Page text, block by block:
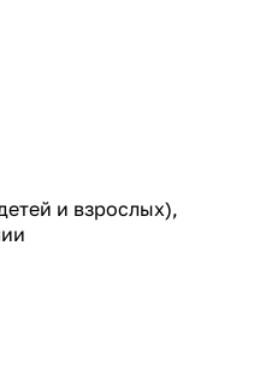
и взрослых),